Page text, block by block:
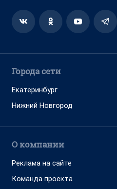
Города сети
Екатеринбург
Нижний Новгород
О компании
Реклама на сайте
Команда проекта